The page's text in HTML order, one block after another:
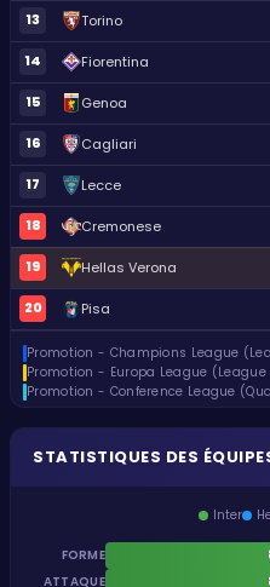
13 Torino
14 Fiorentina
15 Genoa
16 Cagliari
17 Lecce
18 Cremonese
19 Hellas Verona
20 Pisa
Promotion - Champions League
Promotion - Europa League
Promotion - Conference League
STATISTIQUES DES
Inter
FORME
ATTAQUE